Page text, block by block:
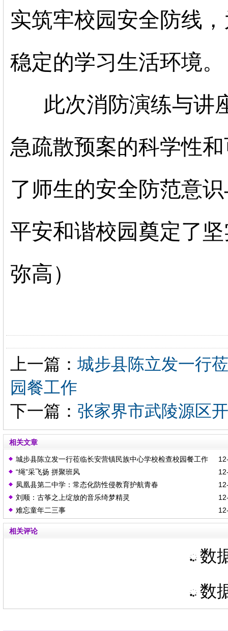
实筑牢校园安全防线
稳定的学习生活环境。
此次消防演练与讲
急疏散预案的科学性
了师生的安全防范意
平安和谐校园奠定了
弥高）
上一篇： 城步县陈立发一行
园餐工作
下一篇： 张家界市武陵源区
相关文章
城步县陈立发一行莅临长安营镇民族中心学校检查校园餐工作
“绳”采飞扬 拼聚班风
凤凰县第二中学：常态化防性侵教育护航青春
刘顺：古筝之上绽放的音乐绮梦精灵
难忘童年二三事
相关评论
数
数